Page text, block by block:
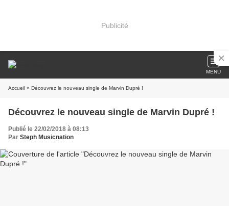
Publicité
MENU
Accueil » Découvrez le nouveau single de Marvin Dupré !
Découvrez le nouveau single de Marvin Dupré !
Publié le 22/02/2018 à 08:13
Par Steph Musicnation